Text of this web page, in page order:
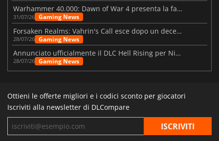
Warhammer 40.000: Dawn of War 4 presenta la fazione dei Necron
31/07/26 Gaming News
Forsaken Realms: Vahrin's Call esce dopo un decennio di sviluppo
28/07/26 Gaming News
Annunciato ufficialmente il DLC Hell Rising per Nioh 3
28/07/26 Gaming News
Ottieni le offerte migliori e i codici sconto per giocatori
Iscriviti alla newsletter di DLCompare